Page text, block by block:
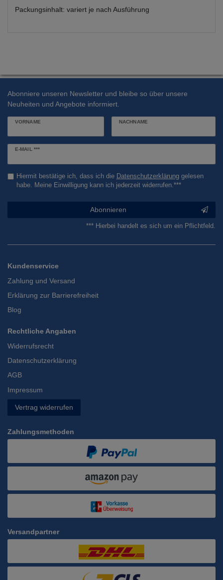
Packungsinhalt: variert je nach Ausführung
Abonniere unseren Newsletter und bleibe so über unsere
Neuheiten und Angebote informiert.
VORNAME NACHNAME
E-MAIL ***
Newsletter
Hiermit bestätige ich, dass ich die Daten­schutz­erklärunggelesen
habe. Meine Einwilligung kann ich jederzeit widerrufen.***
Abonnieren
*** Hierbei handelt es sich um ein Pflichtfeld.
Kundenservice
Zahlung und Versand
Erklärung zur Barrierefreiheit
Blog
Rechtliche Angaben
Widerrufsrecht
Datenschutzerklärung
AGB
Impressum
Vertrag widerrufen
Zahlungsmethoden
Versandpartner